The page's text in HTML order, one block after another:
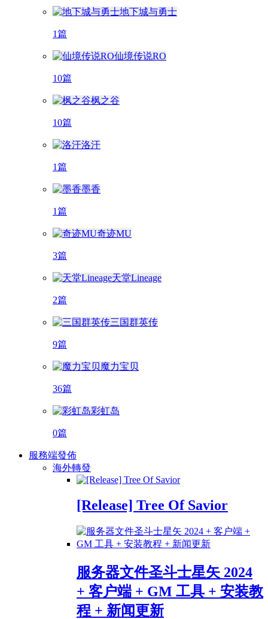
地下城与勇士
1篇
仙境传说RO
10篇
枫之谷
10篇
洛汗
1篇
墨香
1篇
奇迹MU
3篇
天堂Lineage
2篇
三国群英传
9篇
魔力宝贝
36篇
彩虹岛
0篇
服務端發佈
海外轉發
[Release] Tree Of Savior
服务器文件圣斗士星矢 2024
+ 客户端 + GM 工具 + 安装教
程 + 新闻更新